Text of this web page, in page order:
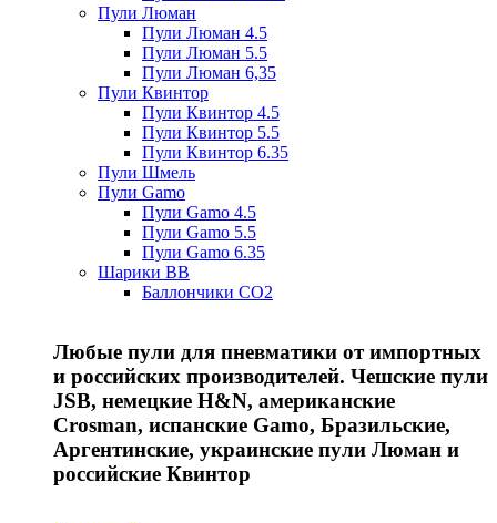
Пули Люман
Пули Люман 4.5
Пули Люман 5.5
Пули Люман 6,35
Пули Квинтор
Пули Квинтор 4.5
Пули Квинтор 5.5
Пули Квинтор 6.35
Пули Шмель
Пули Gamo
Пули Gamo 4.5
Пули Gamo 5.5
Пули Gamo 6.35
Шарики BB
Баллончики CO2
Любые пули для пневматики от импортных
и российских производителей. Чешские пули
JSB, немецкие H&N, американские
Crosman, испанские Gamo, Бразильские,
Аргентинские, украинские пули Люман и
российские Квинтор